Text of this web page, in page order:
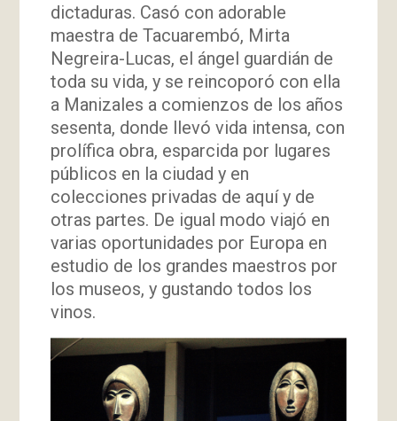
dictaduras. Casó con adorable
maestra de Tacuarembó, Mirta
Negreira-Lucas, el ángel guardián de
toda su vida, y se reincoporó con ella
a Manizales a comienzos de los años
sesenta, donde llevó vida intensa, con
prolífica obra, esparcida por lugares
públicos en la ciudad y en
colecciones privadas de aquí y de
otras partes. De igual modo viajó en
varias oportunidades por Europa en
estudio de los grandes maestros por
los museos, y gustando todos los
vinos.